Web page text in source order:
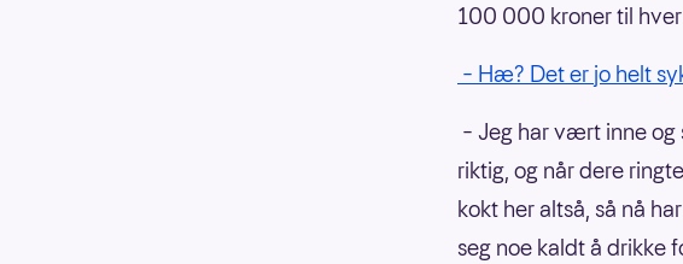
100 000 kroner til
– Hæ? Det er jo helt
– Jeg har vært inne
riktig, og når dere
kokt her altså, så nå
seg noe kaldt å drikke